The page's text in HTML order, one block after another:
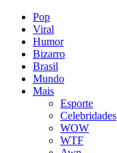
Pop
Viral
Humor
Bizarro
Brasil
Mundo
Mais
Esporte
Celebridades
WOW
WTF